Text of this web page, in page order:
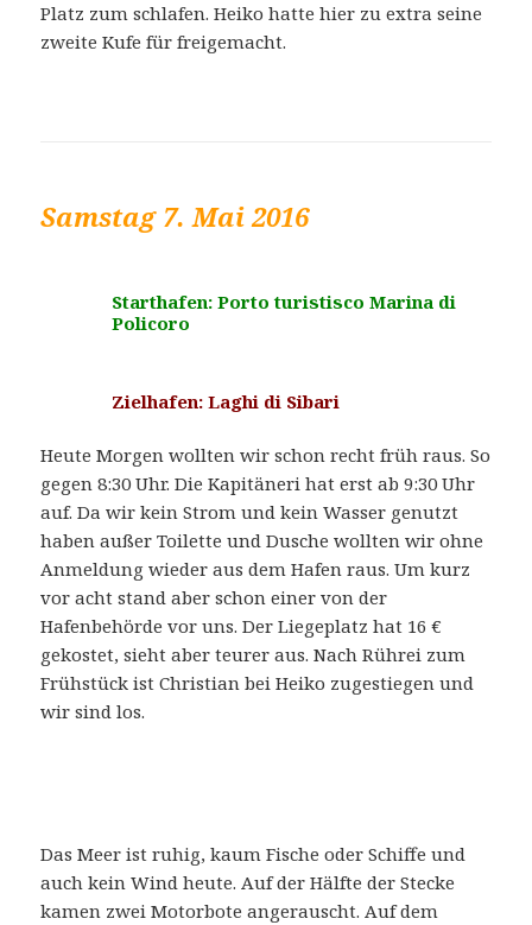
Platz zum schlafen. Heiko hatte hier zu extra seine
zweite Kufe für freigemacht.
Samstag 7. Mai 2016
Starthafen: Porto turistisco Marina di
Policoro
Zielhafen: Laghi di Sibari
Heute Morgen wollten wir schon recht früh raus. So
gegen 8:30 Uhr. Die Kapitäneri hat erst ab 9:30 Uhr
auf. Da wir kein Strom und kein Wasser genutzt
haben außer Toilette und Dusche wollten wir ohne
Anmeldung wieder aus dem Hafen raus. Um kurz
vor acht stand aber schon einer von der
Hafenbehörde vor uns. Der Liegeplatz hat 16 €
gekostet, sieht aber teurer aus. Nach Rührei zum
Frühstück ist Christian bei Heiko zugestiegen und
wir sind los.
Das Meer ist ruhig, kaum Fische oder Schiffe und
auch kein Wind heute. Auf der Hälfte der Stecke
kamen zwei Motorbote angerauscht. Auf dem